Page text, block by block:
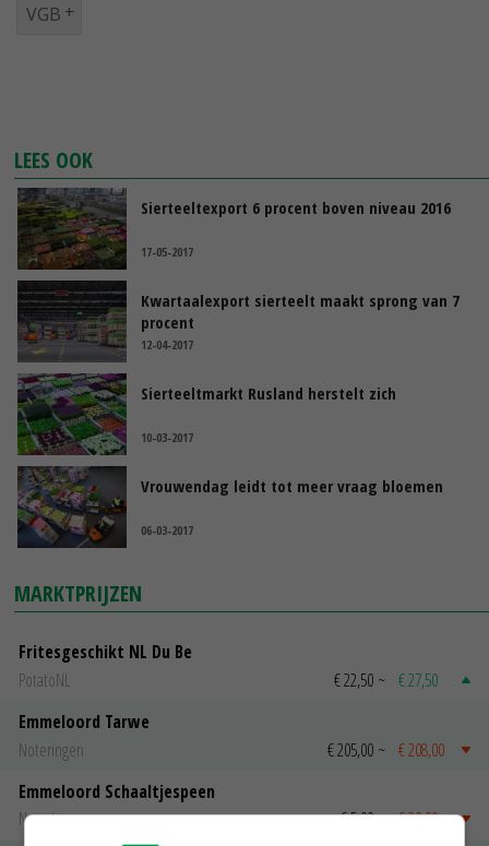
VGB
LEES OOK
Sierteeltexport 6 procent boven niveau 2016
17-05-2017
Kwartaalexport sierteelt maakt sprong van 7
procent
12-04-2017
Sierteeltmarkt Rusland herstelt zich
10-03-2017
Vrouwendag leidt tot meer vraag bloemen
06-03-2017
MARKTPRIJZEN
Fritesgeschikt NL Du Be
PotatoNL
€ 22,50 ~ € 27,50
Emmeloord Tarwe
Noteringen
€ 205,00 ~ € 208,00
Emmeloord Schaaltjespeen
Noteringen
€ 5,00~ € 20,00